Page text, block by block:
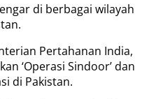
di berbagai wilayah
Pertahanan India,
‘Operasi Sindoor’ dan
di Pakistan.